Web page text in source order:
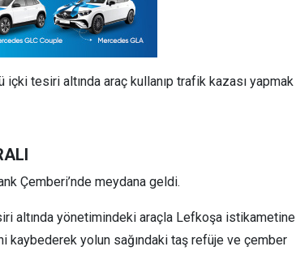
içki tesiri altında araç kullanıp trafik kazası yapmak
Çemberi’nde meydana geldi.
altında yönetimindeki araçla Lefkoşa istikametine
yolun sağındaki taş refüje ve çember